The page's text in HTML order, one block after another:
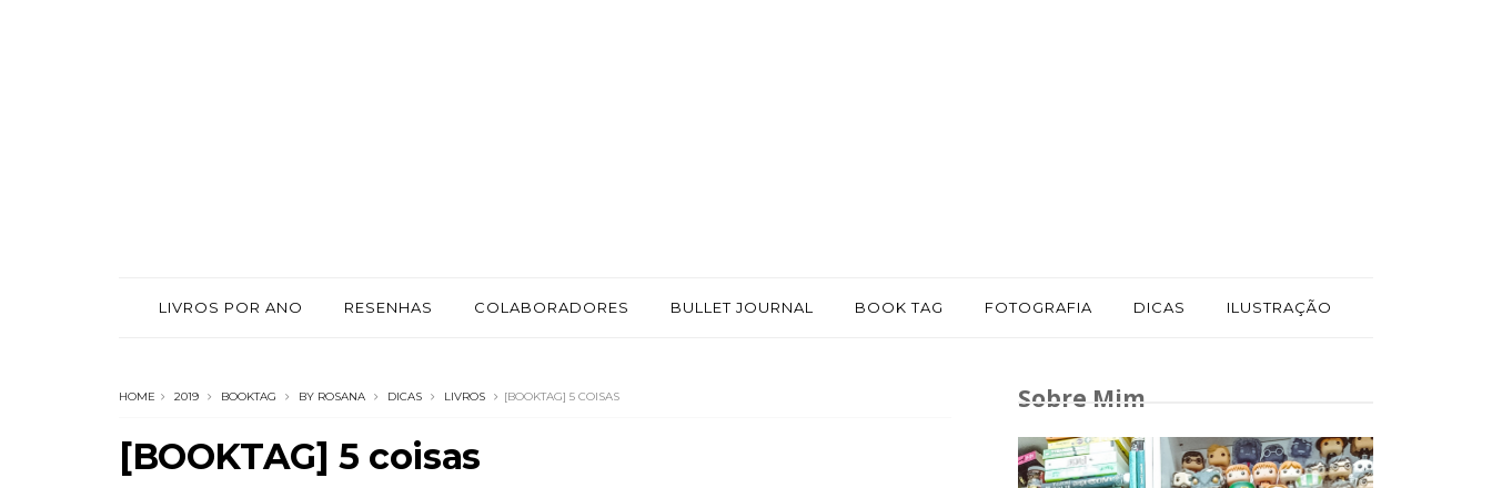
LIVROS POR ANO RESENHAS COLABORADORES BULLET JOURNAL BOOK TAG FOTOGRAFIA DICAS ILUSTRAÇÃO
HOME 2019 BOOKTAG BY ROSANA DICAS LIVROS [BOOKTAG] 5 COISAS
[BOOKTAG] 5 coisas
Sobre Mim